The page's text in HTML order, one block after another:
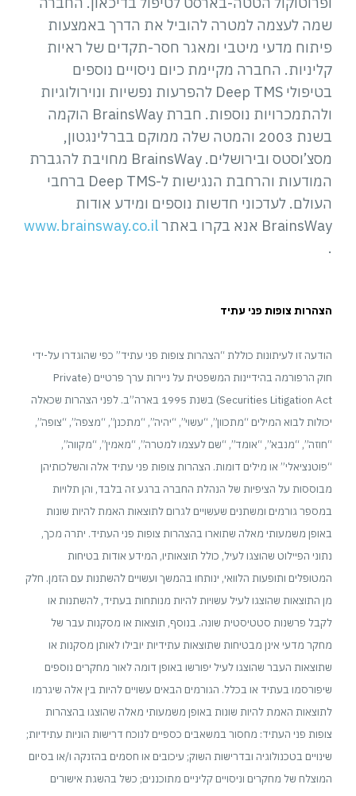
שמה לעצמה למטרה להוביל את הדרך באמצעות
פיתוח מדעי מיטבי ומאגר חסר-תקדים של ראיות
קליניות. החברה מקיימת כיום ניסויים נוספים
בטיפולי Deep TMS להפרעות נפשיות ונוירולוגיות
ולהתמכרויות נוספות. חברת BrainsWay הוקמה
בשנת 2003 והמטה שלה ממוקם בברלינגטון,
מסצ’וסטס ובירושלים. BrainsWay מחויבת להגברת
המודעות והרחבת הנגישות ל-Deep TMS ברחבי
העולם. לעדכוני חדשות נוספים ומידע אודות
BrainsWay אנא בקרו באתר
www.brainsway.co.il
.
הצהרות צופות פני עתיד
הודעה זו לעיתונות כוללת “הצהרות צופות פני עתיד” כפי שהוגדרו על-ידי
חוק הרפורמה בהידיינות המשפטית על ניירות ערך פרטיים (Private
Securities Litigation Act) בשנת 1995 בארה”ב. לפני הצהרות שכאלה
יכולות לבוא המילים “מתכוון”, “עשוי”, “יהיה”, “מתכנן”, “מצפה”, “צופה”,
“חוזה”, “מנבא”, “אומד”, “שם לעצמו למטרה”, “מאמין”, “מקווה”,
“פוטנציאלי” או מילים דומות. הצהרות צופות פני עתיד אלה והשלכותיהן
מבוססות על הציפיות של הנהלת החברה ברגע זה בלבד, והן תלויות
במספר גורמים ומשתנים שעשויים לגרום לתוצאות האמת להיות שונות
באופן משמעותי מאלה שתוארו בהצהרות צופות פני העתיד. יתרה מכך,
נתוני הפיילוט שהוצגו לעיל, כולל תוצאותיו, המידע אודות בטיחות
המטופלים ותופעות הלוואי, ינותחו בהמשך ועשויים להשתנות עם הזמן. חלק
מן התוצאות שהוצגו לעיל עשויות להיות מנותחות בעתיד, להשתנות או
לקבל פרשנות סטטיסטית שונה. בנוסף, תוצאות או מסקנות עבר של
מחקר מדעי אינן מבטיחות שתוצאות עתידיות יובילו לאותן מסקנות או
שתוצאות העבר שהוצגו לעיל יפורשו באופן דומה לאור מחקרים נוספים
שיפורסמו בעתיד או בכלל. הגורמים הבאים עשויים להיות בין אלה שיגרמו
לתוצאות האמת להיות שונות באופן משמעותי מאלה שהוצגו בהצהרות
צופות פני העתיד: מחסור במשאבים כספיים לנוכח דרישות הוניות עתידיות;
שינויים בטכנולוגיה ובדרישות השוק; עיכובים או חסמים בהזנקה ו/או בסיום
המוצלח של מחקרים וניסויים קליניים מתוכננים; כשל בהשגת אישורים